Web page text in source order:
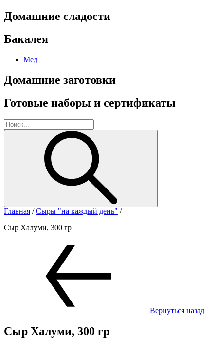
Домашние сладости
Бакалея
Мед
Домашние заготовки
Готовые наборы и сертификаты
Главная / Сыры "на каждый день" /
Сыр Халуми, 300 гр
Вернуться назад
Сыр Халуми, 300 гр